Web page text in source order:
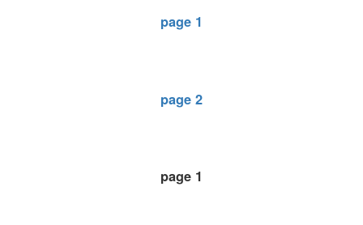
page 1
page 2
page 1